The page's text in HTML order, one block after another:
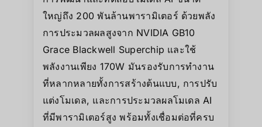
ใหญ่ถึง 200 พันล้านพารามิเตอร์ ด้วยพลัง
การประมวลผลสูงจาก NVIDIA GB10
Grace Blackwell Superchip และใช้
พลังงานเพียง 170W มันรองรับการทำงาน
ที่หลากหลายทั้งการสร้างต้นแบบ, การปรับ
แต่งโมเดล, และการประมวลผลโมเดล AI
ที่มีพารามิเตอร์สูง พร้อมทั้งเชื่อมต่อที่ครบ